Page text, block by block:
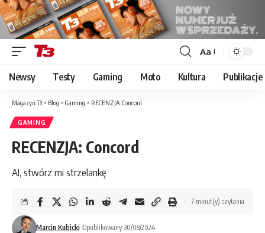
Font
Resizer
Aa
Newsy Testy Gaming Moto Kultura Publikacje
Magazyn T3 > Blog > Gaming > RECENZJA: Concord
GAMING
RECENZJA: Concord
AI, stwórz mi strzelankę
Marcin Kubicki Opublikowany 30/08/2024
7 minut(y) czytania